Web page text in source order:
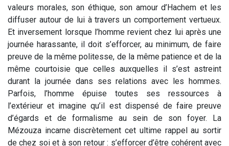
valeurs morales, son éthique, son amour d’Hachem et les
diffuser autour de lui à travers un comportement vertueux.
Et inversement lorsque l’homme revient chez lui après une
journée harassante, il doit s’efforcer, au minimum, de faire
preuve de la même politesse, de la même patience et de la
même courtoisie que celles auxquelles il s’est astreint
durant la journée dans ses relations avec les hommes.
Parfois, l’homme épuise toutes ses ressources à
l’extérieur et imagine qu’il est dispensé de faire preuve
d’égards et de formalisme au sein de son foyer. La
Mézouza incarne discrètement cet ultime rappel au sortir
de chez soi et à son retour : s’efforcer d’être cohérent avec